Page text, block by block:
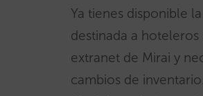
Ya tienes disponible
destinada a
extranet de Mirai y
cambios de